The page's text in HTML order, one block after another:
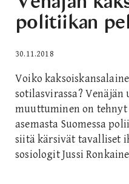
politiikan
30.11.2018
Voiko
sotilasvirassa?
muuttuminen on tehnyt
asemasta Suomessa
siitä kärsivät tavalliset
sosiologit Jussi